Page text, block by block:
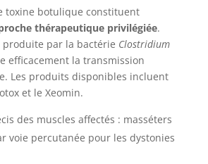
toxine botulique constituent
thérapeutique privilégiée.
produite par la bactérie Clostridium
efficacement la transmission
Les produits disponibles incluent
et le Xeomin.
des muscles affectés : masséters
voie percutanée pour les dystonies